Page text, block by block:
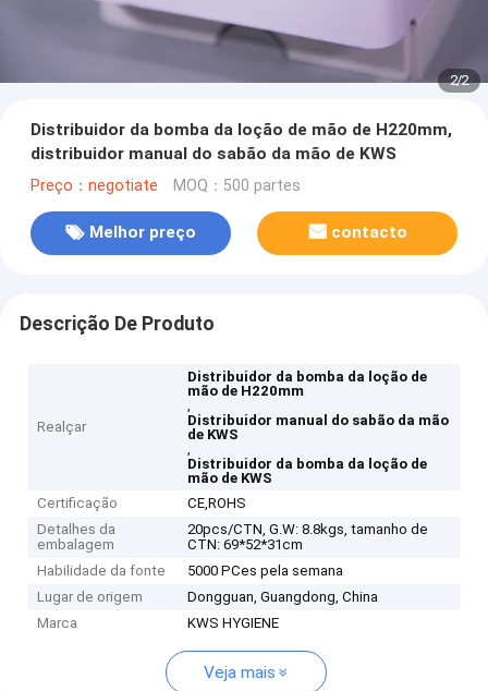
2/2
Distribuidor da bomba da loção de mão de H220mm,
distribuidor manual do sabão da mão de KWS
Preço：negotiate MOQ：500 partes
Melhor preço contacto
Descrição De Produto
Realçar
Distribuidor da bomba da loção de
mão de H220mm
,
Distribuidor manual do sabão da mão
de KWS
,
Distribuidor da bomba da loção de
mão de KWS
Certificação
CE,ROHS
Detalhes da
embalagem
20pcs/CTN, G.W: 8.8kgs, tamanho de
CTN: 69*52*31cm
Habilidade da fonte
5000 PCes pela semana
Lugar de origem
Dongguan, Guangdong, China
Marca
KWS HYGIENE
Veja mais